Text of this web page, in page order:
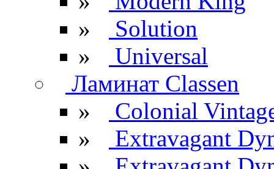
»
Solution
»
Universal
Ламинат Classen
»
Colonial
»
Extravagant